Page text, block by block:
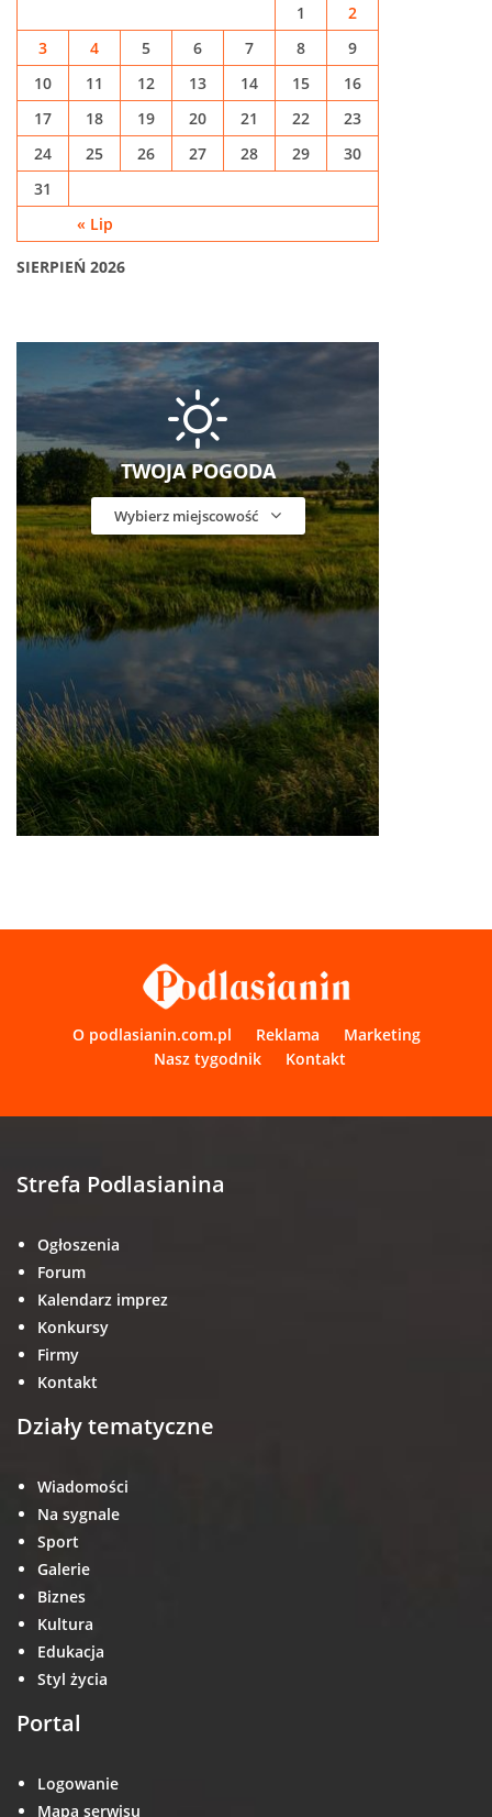
SIERPIEŃ 2026
« Lip
1
2
3
4 5 6 7 8
9
10
11 12 13 14 15
16
17
18 19 20 21 22
23
24
25 26 27 28 29
30
31
TWOJA POGODA
Wybierz miejscowość
O podlasianin.com.pl Reklama
Marketing
Nasz tygodnik
Kontakt
Strefa Podlasianina
Ogłoszenia
Forum
Kalendarz imprez
Konkursy
Firmy
Kontakt
Działy tematyczne
Wiadomości
Na sygnale
Sport
Galerie
Biznes
Kultura
Edukacja
Styl życia
Portal
Logowanie
Mapa serwisu